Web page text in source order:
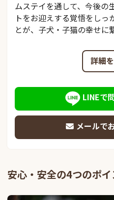
ムステイを通して、今後の
トをお迎えする覚悟をし
とが、子犬・子猫の幸せに
詳細
LINEで
メールで
安心・安全の4つのポイ